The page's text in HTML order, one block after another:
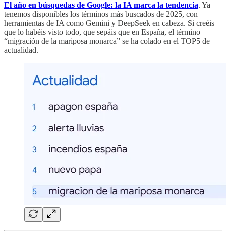
El año en búsquedas de Google: la IA marca la tendencia. Ya
tenemos disponibles los términos más buscados de 2025, con
herramientas de IA como Gemini y DeepSeek en cabeza. Si creéis
que lo habéis visto todo, que sepáis que en España, el término
“migración de la mariposa monarca” se ha colado en el TOP5 de
actualidad.